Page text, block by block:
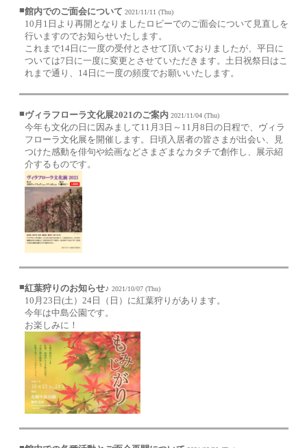
■館内でのご面会について 2021/11/11 (Thu)
10月1日より再開となりましたロビーでのご面会について見直しを
行いますのでお知らせいたします。
これまで14日に一度の受付とさせて頂いておりましたが、平日に
ついては7日に一度に変更とさせていただきます。土日祝祭日はこ
れまで通り、14日に一度の頻度でお願いいたします。
■ヴィラフローラ文化展2021のご案内 2021/11/04 (Thu)
今年も文化の日に因みまして11月3日～11月8日の日程で、ヴィラ
フローラ文化展を開催します。日頃入居者の皆さまが出会い、見
つけた感動を俳句や絵画などさまざまなカタチで創作し、展示紹
介するものです。
■紅葉狩りのお知らせ♪ 2021/10/07 (Thu)
10月23日(土）24日（日）に紅葉狩りがあります。
今年は中島公園です。
お楽しみに！